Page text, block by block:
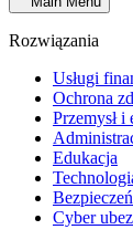
Rozwiązania
Usługi
Ochrona
Przemysł i
Edukacja
Cyber